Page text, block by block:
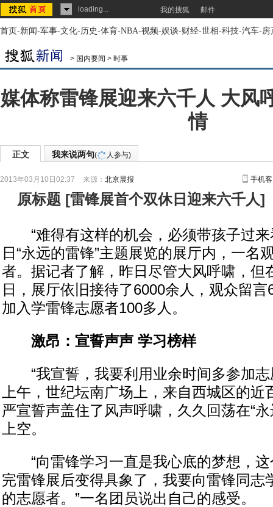
loading... 我的搜狐 邮件
首页-新闻-军事-文化-历史-体育-NBA-视频-娱谈-财经-世相-科技-汽车-房
> 国内要闻 > 时事
媒体称雷锋展迎来六千人 大风
情
正文 我来说两句( 人参与)
2013年03月10日02:37 来源： 北京晨报 手机
原标题 [雷锋展首个双休日迎来六千人]
“难得有这样的机会，必须带孩子过来
日“永远的雷锋”主题展览的展厅内，一名
者。据记者了解，昨日尽管大风呼啸，但
日，展厅依旧接待了6000余人，观众留
加入学雷锋志愿者100多人。
激昂：宣誓声声 学习榜样
“我宣誓，我要利用业余时间多参加
上午，世纪坛南广场上，来自西城区的近
严宣誓声盖住了风声呼啸，久久回荡在“
上空。
“向雷锋学习一直是我心底的梦想，这
完雷锋展后变得具象了，我要向雷锋同志
的志愿者。”一名团员说出自己的感受。